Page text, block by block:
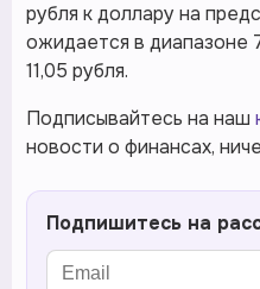
рубля к доллару на
ожидается в диапазоне
11,05 рубля.
Подписывайтесь на наш
новости о финансах,
Подпишитесь на